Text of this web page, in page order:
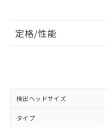
定格/性能
検出ヘッドサイズ
タイプ